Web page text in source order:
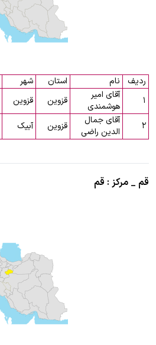
ردیف نام استان شهر
۱
آقای امیر
هوشمندی
قزوین قزوین
۲
آقای جمال
الدین راضی
قزوین آبیک
قم _ مرکز : قم